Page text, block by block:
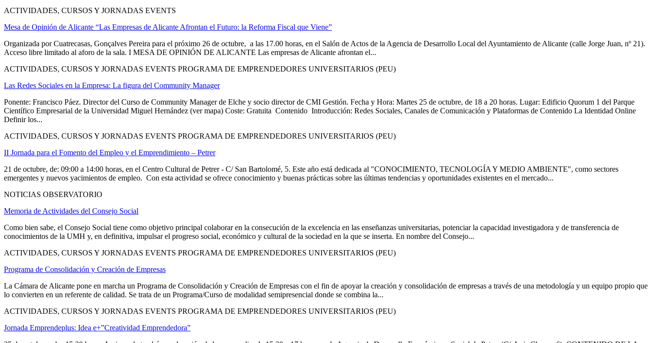
ACTIVIDADES, CURSOS Y JORNADAS EVENTS
Mesa de Opinión de Alicante “Las Empresas de Alicante Afrontan el Futuro: la Reforma Fiscal que Viene”
Organizada por Cuatrecasas, Gonçalves Pereira para el próximo 26 de octubre, a las 17.00 horas, en el Salón de Actos de la Agencia de Desarrollo Local del Ayuntamiento de Alicante (calle Jorge Juan, nº 21).
Acceso libre limitado al aforo de la sala. I MESA DE OPINIÓN DE ALICANTE Las empresas de Alicante afrontan el...
ACTIVIDADES, CURSOS Y JORNADAS EVENTS PROGRAMA DE EMPRENDEDORES UNIVERSITARIOS (PEU)
Las Redes Sociales en la Empresa: La figura del Community Manager
Ponente: Francisco Páez. Director del Curso de Community Manager de Elche y socio director de CMI Gestión. Fecha y Hora: Martes 25 de octubre, de 18 a 20 horas. Lugar: Edificio Quorum 1 del Parque
Científico Empresarial de la Universidad Miguel Hernández (ver mapa) Coste: Gratuita Contenido Introducción: Redes Sociales, Canales de Comunicación y Plataformas de Contenido La Identidad Online
Definir los...
ACTIVIDADES, CURSOS Y JORNADAS EVENTS PROGRAMA DE EMPRENDEDORES UNIVERSITARIOS (PEU)
II Jornada para el Fomento del Empleo y el Emprendimiento – Petrer
21 de octubre, de: 09:00 a 14:00 horas, en el Centro Cultural de Petrer - C/ San Bartolomé, 5. Este año está dedicada al "CONOCIMIENTO, TECNOLOGÍA Y MEDIO AMBIENTE", como sectores
emergentes y nuevos yacimientos de empleo. Con esta actividad se ofrece conocimiento y buenas prácticas sobre las últimas tendencias y oportunidades existentes en el mercado...
NOTICIAS OBSERVATORIO
Memoria de Actividades del Consejo Social
Como bien sabe, el Consejo Social tiene como objetivo principal colaborar en la consecución de la excelencia en las enseñanzas universitarias, potenciar la capacidad investigadora y de transferencia de
conocimientos de la UMH y, en definitiva, impulsar el progreso social, económico y cultural de la sociedad en la que se inserta. En nombre del Consejo...
ACTIVIDADES, CURSOS Y JORNADAS EVENTS PROGRAMA DE EMPRENDEDORES UNIVERSITARIOS (PEU)
Programa de Consolidación y Creación de Empresas
La Cámara de Alicante pone en marcha un Programa de Consolidación y Creación de Empresas con el fin de apoyar la creación y consolidación de empresas a través de una metodología y un equipo propio que
lo convierten en un referente de calidad. Se trata de un Programa/Curso de modalidad semipresencial donde se combina la...
ACTIVIDADES, CURSOS Y JORNADAS EVENTS PROGRAMA DE EMPRENDEDORES UNIVERSITARIOS (PEU)
Jornada Emprendeplus: Idea e+”Creatividad Emprendedora”